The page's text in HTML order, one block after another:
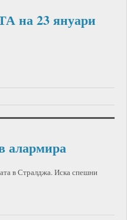
на 23 януари
алармира
в Стралджа. Иска спешни